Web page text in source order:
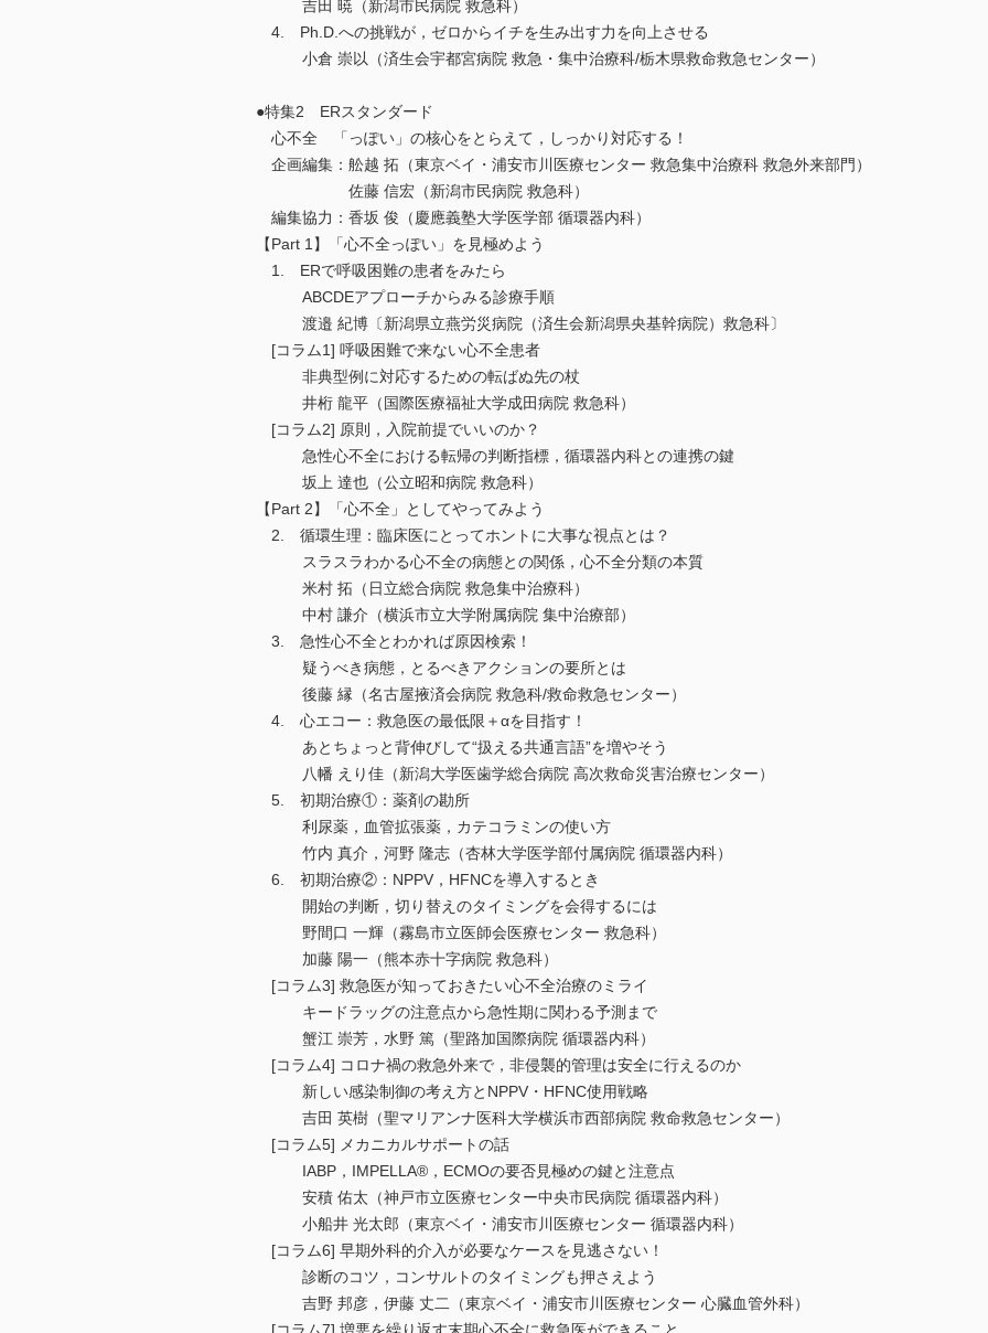
吉田 暁（新潟市民病院 救急科）
4. Ph.D.への挑戦が，ゼロからイチを生み出す力を向上させる
小倉 崇以（済生会宇都宮病院 救急・集中治療科/栃木県救命救急センター）
●特集2 ERスタンダード
心不全 「っぽい」の核心をとらえて，しっかり対応する！
企画編集：舩越 拓（東京ベイ・浦安市川医療センター 救急集中治療科 救急外来部門）
佐藤 信宏（新潟市民病院 救急科）
編集協力：香坂 俊（慶應義塾大学医学部 循環器内科）
【Part 1】「心不全っぽい」を見極めよう
1. ERで呼吸困難の患者をみたら
ABCDEアプローチからみる診療手順
渡邉 紀博〔新潟県立燕労災病院（済生会新潟県央基幹病院）救急科〕
[コラム1] 呼吸困難で来ない心不全患者
非典型例に対応するための転ばぬ先の杖
井桁 龍平（国際医療福祉大学成田病院 救急科）
[コラム2] 原則，入院前提でいいのか？
急性心不全における転帰の判断指標，循環器内科との連携の鍵
坂上 達也（公立昭和病院 救急科）
【Part 2】「心不全」としてやってみよう
2. 循環生理：臨床医にとってホントに大事な視点とは？
スラスラわかる心不全の病態との関係，心不全分類の本質
米村 拓（日立総合病院 救急集中治療科）
中村 謙介（横浜市立大学附属病院 集中治療部）
3. 急性心不全とわかれば原因検索！
疑うべき病態，とるべきアクションの要所とは
後藤 縁（名古屋掖済会病院 救急科/救命救急センター）
4. 心エコー：救急医の最低限＋αを目指す！
あとちょっと背伸びして“扱える共通言語”を増やそう
八幡 えり佳（新潟大学医歯学総合病院 高次救命災害治療センター）
5. 初期治療①：薬剤の勘所
利尿薬，血管拡張薬，カテコラミンの使い方
竹内 真介，河野 隆志（杏林大学医学部付属病院 循環器内科）
6. 初期治療②：NPPV，HFNCを導入するとき
開始の判断，切り替えのタイミングを会得するには
野間口 一輝（霧島市立医師会医療センター 救急科）
加藤 陽一（熊本赤十字病院 救急科）
[コラム3] 救急医が知っておきたい心不全治療のミライ
キードラッグの注意点から急性期に関わる予測まで
蟹江 崇芳，水野 篤（聖路加国際病院 循環器内科）
[コラム4] コロナ禍の救急外来で，非侵襲的管理は安全に行えるのか
新しい感染制御の考え方とNPPV・HFNC使用戦略
吉田 英樹（聖マリアンナ医科大学横浜市西部病院 救命救急センター）
[コラム5] メカニカルサポートの話
IABP，IMPELLA®，ECMOの要否見極めの鍵と注意点
安積 佑太（神戸市立医療センター中央市民病院 循環器内科）
小船井 光太郎（東京ベイ・浦安市川医療センター 循環器内科）
[コラム6] 早期外科的介入が必要なケースを見逃さない！
診断のコツ，コンサルトのタイミングも押さえよう
吉野 邦彦，伊藤 丈二（東京ベイ・浦安市川医療センター 心臓血管外科）